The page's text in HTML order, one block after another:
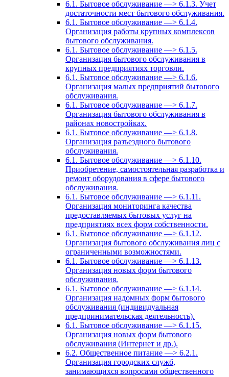
6.1. Бытовое обслуживание —> 6.1.3. Учет
достаточности мест бытового обслуживания.
6.1. Бытовое обслуживание —> 6.1.4.
Организация работы крупных комплексов
бытового обслуживания.
6.1. Бытовое обслуживание —> 6.1.5.
Организация бытового обслуживания в
крупных предприятиях торговли.
6.1. Бытовое обслуживание —> 6.1.6.
Организация малых предприятий бытового
обслуживания.
6.1. Бытовое обслуживание —> 6.1.7.
Организация бытового обслуживания в
районах новостройках.
6.1. Бытовое обслуживание —> 6.1.8.
Организация разъездного бытового
обслуживания.
6.1. Бытовое обслуживание —> 6.1.10.
Приобретение, самостоятельная разработка и
ремонт оборудования в сфере бытового
обслуживания.
6.1. Бытовое обслуживание —> 6.1.11.
Организация мониторинга качества
предоставляемых бытовых услуг на
предприятиях всех форм собственности.
6.1. Бытовое обслуживание —> 6.1.12.
Организация бытового обслуживания лиц с
ограниченными возможностями.
6.1. Бытовое обслуживание —> 6.1.13.
Организация новых форм бытового
обслуживания.
6.1. Бытовое обслуживание —> 6.1.14.
Организация надомных форм бытового
обслуживания (индивидуальная
предпринимательская деятельность).
6.1. Бытовое обслуживание —> 6.1.15.
Организация новых форм бытового
обслуживания (Интернет и др.).
6.2. Общественное питание —> 6.2.1.
Организация городских служб,
занимающихся вопросами общественного